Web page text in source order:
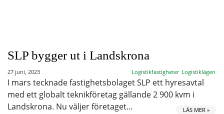
SLP bygger ut i Landskrona
27 juni, 2023 Logistikfastigheter Logistiklägen
I mars tecknade fastighetsbolaget SLP ett hyresavtal
med ett globalt teknikföretag gällande 2 900 kvm i
Landskrona. Nu väljer företaget…
LÄS MER »